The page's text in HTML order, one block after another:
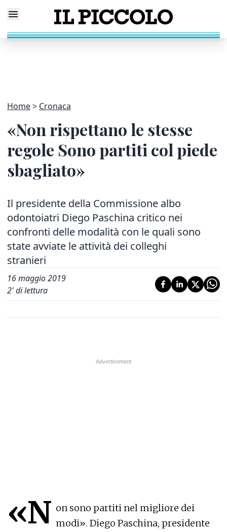
Home Cronaca
«Non rispettano le stesse
regole Sono partiti col piede
sbagliato»
Il presidente della Commissione albo
odontoiatri Diego Paschina critico nei
confronti delle modalità con le quali sono
state avviate le attività dei colleghi
stranieri
16 maggio 2019
2' di lettura
«N on sono partiti nel migliore dei
modi». Diego Paschina, presidente